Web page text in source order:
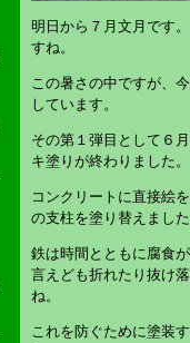
明日から７月文月です
すね。
この暑さの中ですが、
しています。
その第１弾目として６
キ塗りが終わりました。
コンクリートに直接絵
の支柱を塗り替えまし
鉄は時間とともに腐食
言えども折れたり抜け
ね。
これを防ぐために塗装